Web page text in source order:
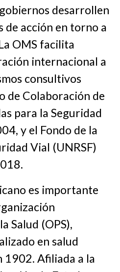
desarrollen
de acción en torno a
OMS facilita
internacional a
consultivos
de Colaboración de
para la Seguridad
y el Fondo de la
Vial (UNRSF)
es importante
Salud (OPS),
en salud
1902. Afiliada a la